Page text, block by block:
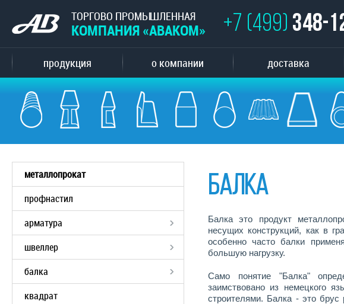
ТОРГОВО ПРОМЫШЛЕННАЯ
КОМПАНИЯ «АВАКОМ» +7 (499) 348-
продукция о компании доставка
металлопрокат
профнастил
арматура
швеллер
балка
квадрат
Балка
Балка это продукт
несущих конструкций, как в
особенно часто балки
большую нагрузку.
Само понятие "Балка"
заимствовано из немецкого
строителями. Балка - это